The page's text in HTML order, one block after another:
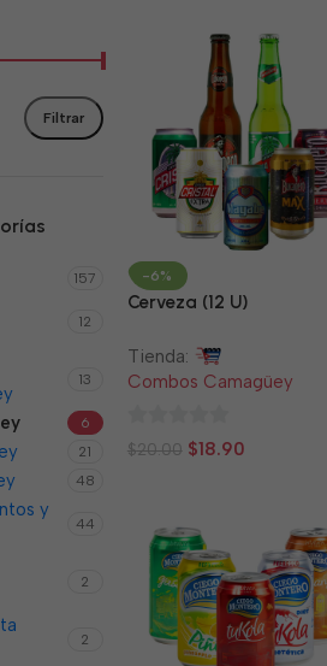
Filtrar
157
12
13
6
21
48
y
44
2
2
-6%
Cerveza (12 U)
Tienda:
Combos Camagüey
0
$20.00 $18.90